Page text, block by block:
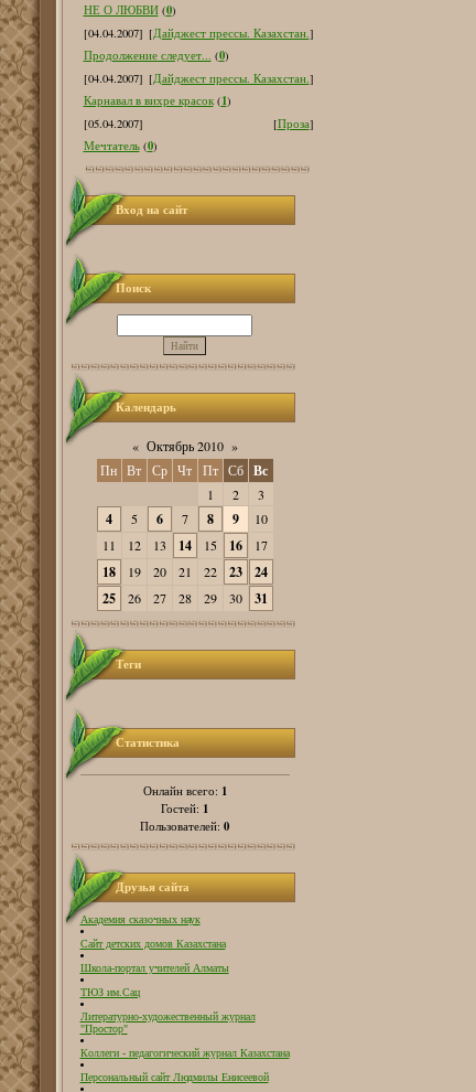
НЕ О ЛЮБВИ (0)
[04.04.2007] [Дайджест прессы. Казахстан.]
Продолжение следует... (0)
[04.04.2007] [Дайджест прессы. Казахстан.]
Карнавал в вихре красок (1)
[05.04.2007]
[Проза]
Мечтатель (0)
Вход на сайт
Поиск
Календарь
« Октябрь 2010 »
Пн Вт Ср Чт Пт Сб Вс
1 2 3
4 5 6 7 8 9
10
11
12 13 14 15 16 17
18 19 20 21 22 23
24
25
26 27 28 29 30 31
Теги
Статистика
Онлайн всего: 1
Гостей: 1
Пользователей: 0
Друзья сайта
Академия сказочных наук
Сайт детских домов Казахстана
Школа-портал учителей Алматы
ТЮЗ им.Сац
Литературно-художественный журнал
"Простор"
Коллеги - педагогический журнал Казахстана
Персональный сайт Людмилы Енисеевой